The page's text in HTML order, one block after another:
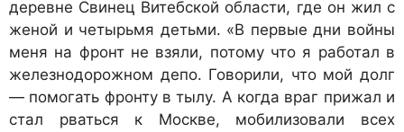
деревне Свинец Витебской области, где он жил с
женой и четырьмя детьми. «В первые дни войны
меня на фронт не взяли, потому что я работал в
железнодорожном депо. Говорили, что мой долг
— помогать фронту в тылу. А когда враг прижал и
стал рваться к Москве, мобилизовали всех